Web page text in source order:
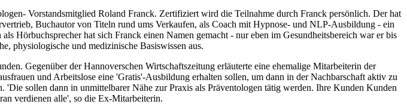
Vorstandsmitglied Roland Franck. Zertifiziert wird die Teilnahme durch Franck persönlich. Der hat
Buchautor von Titeln rund ums Verkaufen, als Coach mit Hypnose- und NLP-Ausbildung - ein
Hörbuchsprecher hat sich Franck einen Namen gemacht - nur eben im Gesundheitsbereich war er bis
physiologische und medizinische Basiswissen aus.
Gegenüber der Hannoverschen Wirtschaftszeitung erläuterte eine ehemalige Mitarbeiterin der
und Arbeitslose eine 'Gratis'-Ausbildung erhalten sollen, um dann in der Nachbarschaft aktiv zu
sollen dann in unmittelbarer Nähe zur Praxis als Präventologen tätig werden. Ihre Kunden Kunden
verdienen alle', so die Ex-Mitarbeiterin.